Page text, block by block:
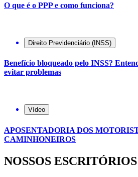
O que é o PPP e como funciona?
Direito Previdenciário (INSS)
Benefício bloqueado pelo INSS?
evitar problemas
Vídeo
APOSENTADORIA DOS
CAMINHONEIROS
NOSSOS ESCRITÓRIOS